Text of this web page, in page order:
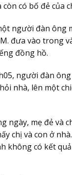
có bố đẻ của
người đàn ông
đưa vào trong
đồng hồ.
người đàn ông
nhà, lên một
ngày, mẹ đẻ và
chị và con ở
không có kết